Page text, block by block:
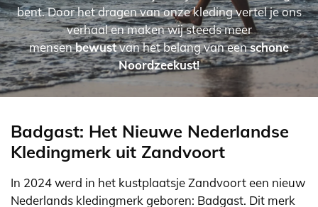
bent. Door het dragen van onze kleding vertel je ons
verhaal en maken wij steeds meer
mensenbewustvan het belang van eenschone
Noordzeekust!
Badgast: Het Nieuwe Nederlandse
Kledingmerk uit Zandvoort
In 2024 werd in het kustplaatsje Zandvoort een nieuw
Nederlands kledingmerk geboren: Badgast. Dit merk